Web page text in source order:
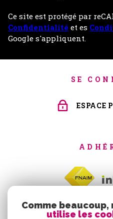
Ce site est protégé par
Confidentialité et es
Google s'appliquent.
SE
ESPACE
Comme beaucoup,
utilise les